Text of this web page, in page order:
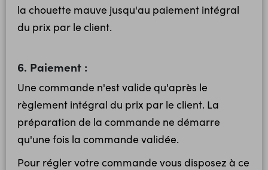
la chouette mauve jusqu'au paiement intégral
du prix par le client.
6. Paiement :
Une commande n'est valide qu'après le
règlement intégral du prix par le client. La
préparation de la commande ne démarre
qu'une fois la commande validée.
Pour régler votre commande vous disposez à ce